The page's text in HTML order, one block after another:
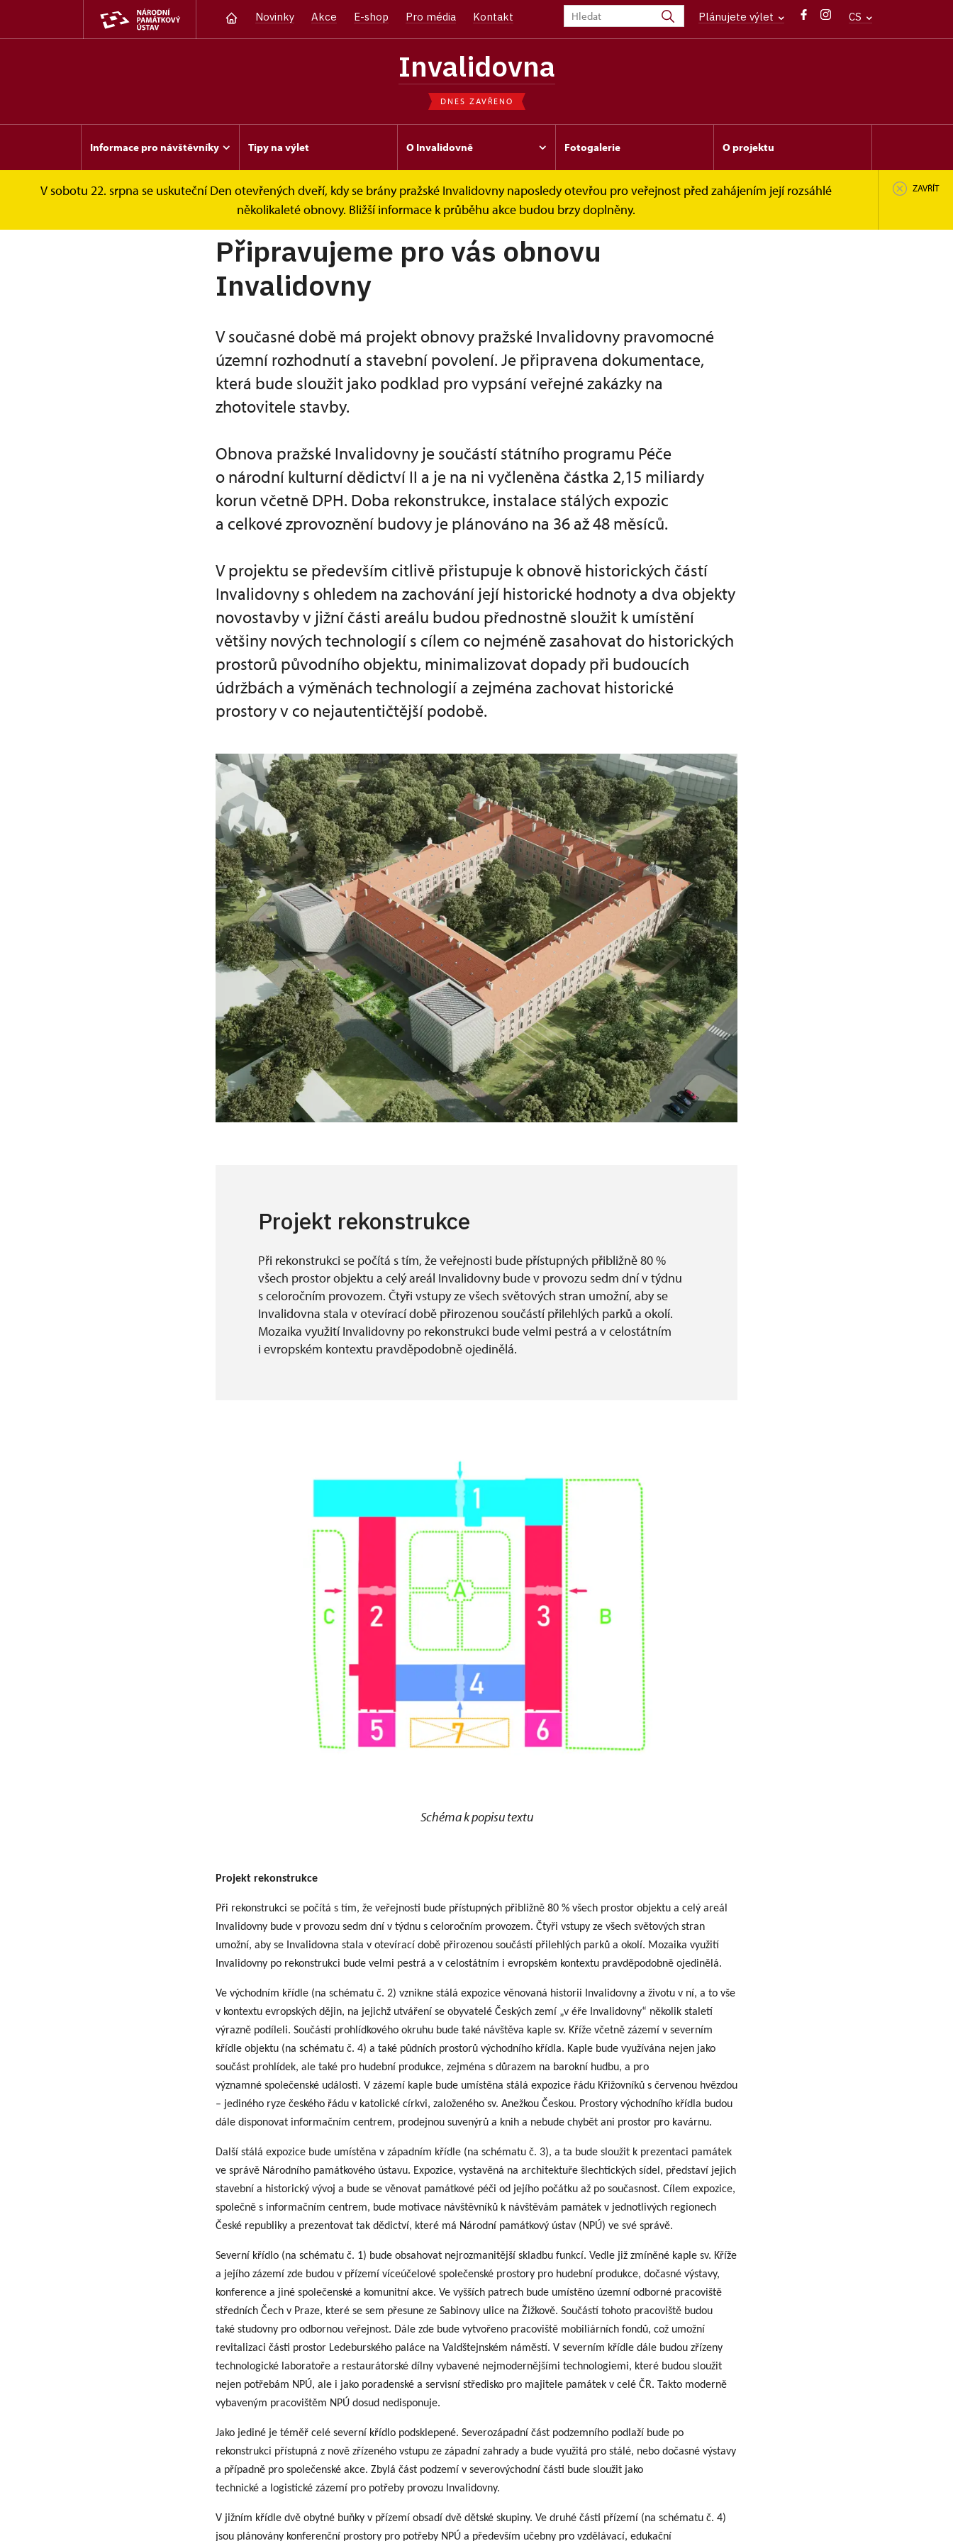
Novinky Akce E-shop Pro média Kontakt Plánujete výlet CS
Invalidovna
DNES ZAVŘENO
Informace pro návštěvníky Tipy na výlet O Invalidovně Fotogalerie O projektu
V sobotu 22. srpna se uskuteční Den otevřených dveří, kdy se brány pražské Invalidovny naposledy otevřou pro veřejnost před zahájením její rozsáhlé
několikaleté obnovy. Bližší informace k průběhu akce budou brzy doplněny.
ZAVŘÍT
Invalidovna O projektu
Připravujeme pro vás obnovu
Invalidovny
V současné době má projekt obnovy pražské Invalidovny pravomocné
územní rozhodnutí a stavební povolení. Je připravena dokumentace,
která bude sloužit jako podklad pro vypsání veřejné zakázky na
zhotovitele stavby.
Obnova pražské Invalidovny je součástí státního programu Péče
o národní kulturní dědictví II a je na ni vyčleněna částka 2,15 miliardy
korun včetně DPH. Doba rekonstrukce, instalace stálých expozic
a celkové zprovoznění budovy je plánováno na 36 až 48 měsíců.
V projektu se především citlivě přistupuje k obnově historických částí
Invalidovny s ohledem na zachování její historické hodnoty a dva objekty
novostavby v jižní části areálu budou přednostně sloužit k umístění
většiny nových technologií s cílem co nejméně zasahovat do historických
prostorů původního objektu, minimalizovat dopady při budoucích
údržbách a výměnách technologií a zejména zachovat historické
prostory v co nejautentičtější podobě.
Projekt rekonstrukce
Při rekonstrukci se počítá s tím, že veřejnosti bude přístupných přibližně 80 %
všech prostor objektu a celý areál Invalidovny bude v provozu sedm dní v týdnu
s celoročním provozem. Čtyři vstupy ze všech světových stran umožní, aby se
Invalidovna stala v otevírací době přirozenou součástí přilehlých parků a okolí.
Mozaika využití Invalidovny po rekonstrukci bude velmi pestrá a v celostátním
i evropském kontextu pravděpodobně ojedinělá.
Schéma k popisu textu
Projekt rekonstrukce
Při rekonstrukci se počítá s tím, že veřejnosti bude přístupných přibližně 80 % všech prostor objektu a celý areál
Invalidovny bude v provozu sedm dní v týdnu s celoročním provozem. Čtyři vstupy ze všech světových stran
umožní, aby se Invalidovna stala v otevírací době přirozenou součástí přilehlých parků a okolí. Mozaika využití
Invalidovny po rekonstrukci bude velmi pestrá a v celostátním i evropském kontextu pravděpodobně ojedinělá.
Ve východním křídle (na schématu č. 2) vznikne stálá expozice věnovaná historii Invalidovny a životu v ní, a to vše
v kontextu evropských dějin, na jejichž utváření se obyvatelé Českých zemí „v éře Invalidovny“ několik staletí
výrazně podíleli. Součástí prohlídkového okruhu bude také návštěva kaple sv. Kříže včetně zázemí v severním
křídle objektu (na schématu č. 4) a také půdních prostorů východního křídla. Kaple bude využívána nejen jako
součást prohlídek, ale také pro hudební produkce, zejména s důrazem na barokní hudbu, a pro
významné společenské události. V zázemí kaple bude umístěna stálá expozice řádu Křižovníků s červenou hvězdou
– jediného ryze českého řádu v katolické církvi, založeného sv. Anežkou Českou. Prostory východního křídla budou
dále disponovat informačním centrem, prodejnou suvenýrů a knih a nebude chybět ani prostor pro kavárnu.
Další stálá expozice bude umístěna v západním křídle (na schématu č. 3), a ta bude sloužit k prezentaci památek
ve správě Národního památkového ústavu. Expozice, vystavěná na architektuře šlechtických sídel, představí jejich
stavební a historický vývoj a bude se věnovat památkové péči od jejího počátku až po současnost. Cílem expozice,
společně s informačním centrem, bude motivace návštěvníků k návštěvám památek v jednotlivých regionech
České republiky a prezentovat tak dědictví, které má Národní památkový ústav (NPÚ) ve své správě.
Severní křídlo (na schématu č. 1) bude obsahovat nejrozmanitější skladbu funkcí. Vedle již zmíněné kaple sv. Kříže
a jejího zázemí zde budou v přízemí víceúčelové společenské prostory pro hudební produkce, dočasné výstavy,
konference a jiné společenské a komunitní akce. Ve vyšších patrech bude umístěno územní odborné pracoviště
středních Čech v Praze, které se sem přesune ze Sabinovy ulice na Žižkově. Součástí tohoto pracoviště budou
také studovny pro odbornou veřejnost. Dále zde bude vytvořeno pracoviště mobiliárních fondů, což umožní
revitalizaci části prostor Ledeburského paláce na Valdštejnském náměstí. V severním křídle dále budou zřízeny
technologické laboratoře a restaurátorské dílny vybavené nejmodernějšími technologiemi, které budou sloužit
nejen potřebám NPÚ, ale i jako poradenské a servisní středisko pro majitele památek v celé ČR. Takto moderně
vybaveným pracovištěm NPÚ dosud nedisponuje.
Jako jediné je téměř celé severní křídlo podsklepené. Severozápadní část podzemního podlaží bude po
rekonstrukci přístupná z nově zřízeného vstupu ze západní zahrady a bude využitá pro stálé, nebo dočasné výstavy
a případně pro společenské akce. Zbylá část podzemí v severovýchodní části bude sloužit jako
technické a logistické zázemí pro potřeby provozu Invalidovny.
V jižním křídle dvě obytné buňky v přízemí obsadí dvě dětské skupiny. Ve druhé části přízemí (na schématu č. 4)
jsou plánovány konferenční prostory pro potřeby NPÚ a především učebny pro vzdělávací, edukační